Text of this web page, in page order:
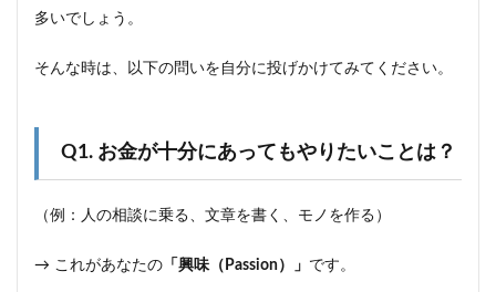
多いでしょう。
そんな時は、以下の問いを自分に投げかけてみてください。
Q1. お金が十分にあってもやりたいことは？
（例：人の相談に乗る、文章を書く、モノを作る）
→ これがあなたの 「興味（Passion）」 です。